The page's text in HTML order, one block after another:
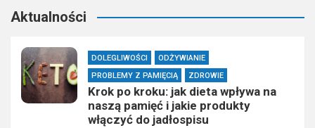
Aktualności
DOLEGLIWOŚCI
ODŻYWIANIE
PROBLEMY Z PAMIĘCIĄ
ZDROWIE
Krok po kroku: jak dieta wpływa na
naszą pamięć i jakie produkty
włączyć do jadłospisu